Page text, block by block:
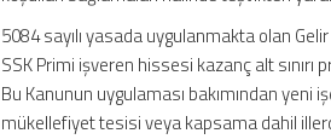
5084 sayılı yasada uygulanmakta olan
SSK Primi işveren hissesi kazanç alt
Bu Kanunun uygulaması bakımından
mükellefiyet tesisi veya kapsama dahil